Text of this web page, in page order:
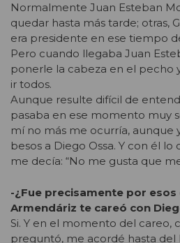
Normalmente Juan Esteban
quedar hasta más tarde; otras,
era presidente en ese tiempo
Pero cuando llegaba Juan
ponerle la cabeza en el pecho
ir todos.
Aunque resulte difícil de
pasaba en ese momento muy
mí no más me ocurría, aunque
besos a Diego Ossa. Y con él
me decía: “No me gusta que
-¿Fue precisamente por
Armendáriz te careó con
Si. Y en el momento del careo,
preguntó, me acordé hasta del